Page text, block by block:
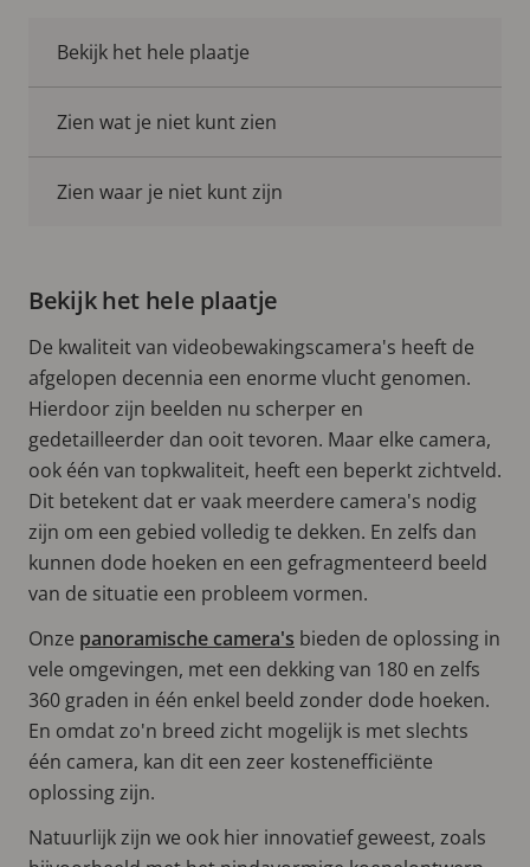
Bekijk het hele plaatje
Zien wat je niet kunt zien
Zien waar je niet kunt zijn
Bekijk het hele plaatje
De kwaliteit van videobewakingscamera's heeft de
afgelopen decennia een enorme vlucht genomen.
Hierdoor zijn beelden nu scherper en
gedetailleerder dan ooit tevoren. Maar elke camera,
ook één van topkwaliteit, heeft een beperkt zichtveld.
Dit betekent dat er vaak meerdere camera's nodig
zijn om een gebied volledig te dekken. En zelfs dan
kunnen dode hoeken en een gefragmenteerd beeld
van de situatie een probleem vormen.
Onze panoramische camera's bieden de oplossing in
vele omgevingen, met een dekking van 180 en zelfs
360 graden in één enkel beeld zonder dode hoeken.
En omdat zo'n breed zicht mogelijk is met slechts
één camera, kan dit een zeer kostenefficiënte
oplossing zijn.
Natuurlijk zijn we ook hier innovatief geweest, zoals